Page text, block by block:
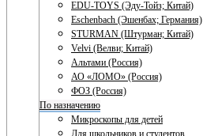
EDU-TOYS (Эду-Тойз; Китай)
Eschenbach (Эшенбах; Германия)
STURMAN (Штурман; Китай)
Velvi (Велви; Китай)
Альтами (Россия)
АО «ЛОМО» (Россия)
ФОЗ (Россия)
По назначению
Микроскопы для детей
Для школьников и студентов